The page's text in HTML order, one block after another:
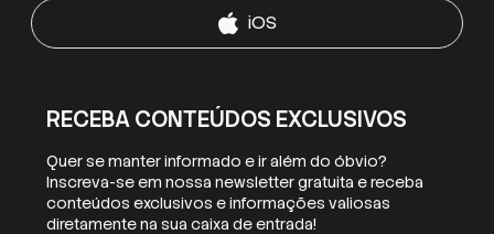
RECEBA CONTEÚDOS EXCLUSIVOS
Quer se manter informado e ir além do óbvio?
Inscreva-se em nossa newsletter gratuita e receba
conteúdos exclusivos e informações valiosas
diretamente na sua caixa de entrada!
iOS